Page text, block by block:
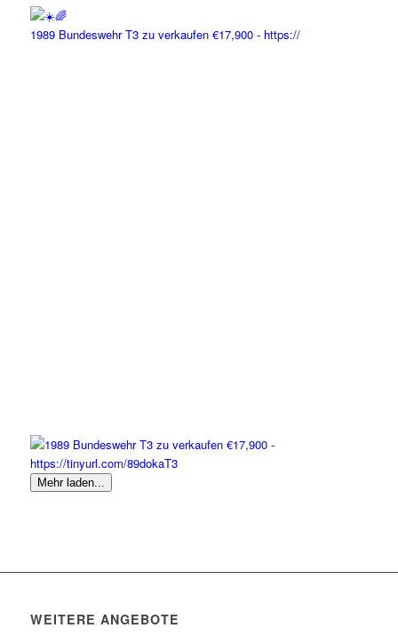
1989 Bundeswehr T3 zu verkaufen €17,900 - https://
Mehr laden...
WEITERE ANGEBOTE